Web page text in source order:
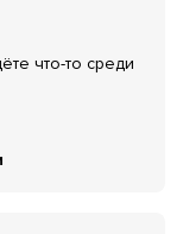
что-то среди